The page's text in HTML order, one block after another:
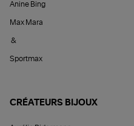
Anine Bing
Max Mara
&
Sportmax
CRÉATEURS BIJOUX